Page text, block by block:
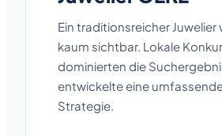
Ein traditionsreicher Juwelier
kaum sichtbar. Lokale
dominierten die
entwickelte eine
Strategie.